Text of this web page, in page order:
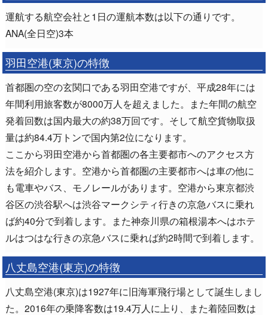
運航する航空会社と1日の運航本数は以下の通りです。
ANA(全日空)3本
羽田空港(東京)の特徴
首都圏の空の玄関口である羽田空港ですが、平成28年には
年間利用旅客数が8000万人を超えました。また年間の航空
発着回数は国内最大の約38万回です。そして航空貨物取扱
量は約84.4万トンで国内第2位になります。
ここから羽田空港から首都圏の各主要都市へのアクセス方
法を紹介します。空港から首都圏の主要都市へは車の他に
も電車やバス、モノレールがあります。空港から東京都渋
谷区の渋谷駅へは渋谷マークシティ行きの京急バスに乗れ
ば約40分で到着します。また神奈川県の箱根湯本へはホテ
ルはつはな行きの京急バスに乗れば約2時間で到着します。
八丈島空港(東京)の特徴
八丈島空港(東京)は1927年に旧海軍飛行場として誕生しまし
た。2016年の乗降客数は19.4万人に上り、また着陸回数は